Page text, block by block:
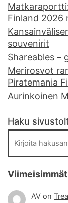
Finland 2026
souvenirit
Shareables –
Merirosvot
Piratemania
Aurinkoinen
Haku
AV on